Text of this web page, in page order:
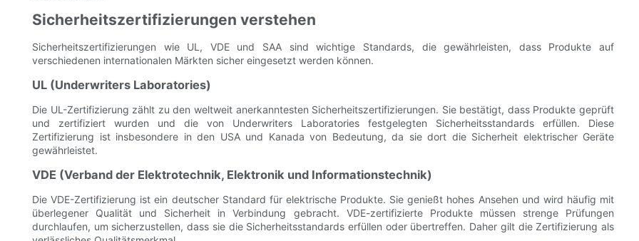
Sicherheitszertifizierungen verstehen
Sicherheitszertifizierungen wie UL, VDE und SAA sind wichtige Standards, die gewährleisten, dass Produkte auf
verschiedenen internationalen Märkten sicher eingesetzt werden können.
UL (Underwriters Laboratories)
Die UL-Zertifizierung zählt zu den weltweit anerkanntesten Sicherheitszertifizierungen. Sie bestätigt, dass Produkte geprüft
und zertifiziert wurden und die von Underwriters Laboratories festgelegten Sicherheitsstandards erfüllen. Diese
Zertifizierung ist insbesondere in den USA und Kanada von Bedeutung, da sie dort die Sicherheit elektrischer Geräte
gewährleistet.
VDE (Verband der Elektrotechnik, Elektronik und Informationstechnik)
Die VDE-Zertifizierung ist ein deutscher Standard für elektrische Produkte. Sie genießt hohes Ansehen und wird häufig mit
überlegener Qualität und Sicherheit in Verbindung gebracht. VDE-zertifizierte Produkte müssen strenge Prüfungen
durchlaufen, um sicherzustellen, dass sie die Sicherheitsstandards erfüllen oder übertreffen. Daher gilt die Zertifizierung als